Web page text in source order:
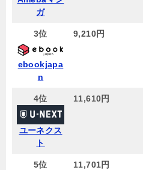
ガ
3位
ebookjapa
n
9,210円
4位
ユーネクス
ト
11,610円
5位 11,701円